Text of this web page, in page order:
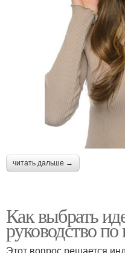
читать дальше →
Как выбрать
руководство